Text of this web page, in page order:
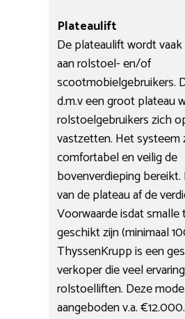
Plateaulift
De plateaulift wordt
aan rolstoel- en/of
scootmobielgebruikers.
d.m.v een groot plateau
rolstoelgebruikers zich
vastzetten. Het systeem
comfortabel en veilig de
bovenverdieping bereikt.
van de plateau af de
Voorwaarde isdat
geschikt zijn (minimaal
ThyssenKrupp is een
verkoper die veel
rolstoelliften. Deze
aangeboden v.a. €12.000.